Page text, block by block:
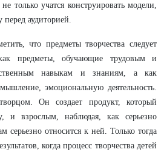
только учатся конструировать модели,
аудиторией.
что предметы творчества следует
как предметы, обучающие трудовым и
навыкам и знаниям, а как
эмоциональную деятельность.
Он создает продукт, который
и взрослым, наблюдая, как серьезно
серьезно относится к ней. Только тогда
когда процесс творчества детей